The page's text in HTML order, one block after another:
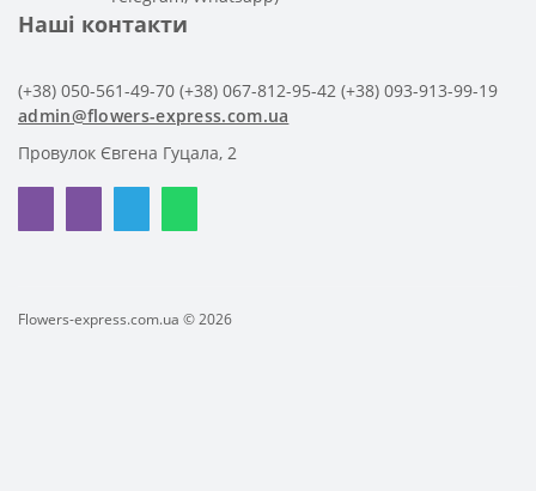
Наші контакти
(+38) 050-561-49-70 (+38) 067-812-95-42 (+38) 093-913-99-19
admin@flowers-express.com.ua
Провулок Євгена Гуцала, 2
Flowers-express.com.ua © 2026